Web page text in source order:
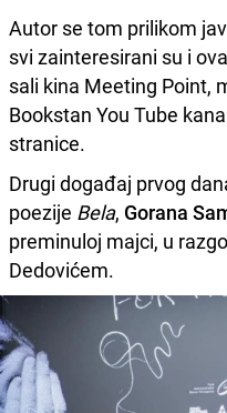
Autor se tom prilikom
svi zainteresirani su i
sali kina Meeting Point,
Bookstan You Tube
stranice.
Drugi događaj prvog
poezije Bela, Gorana
preminuloj majci, u
Dedovićem.